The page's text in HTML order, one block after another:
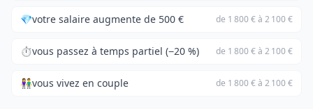
💎votre salaire augmente de 500 € de 1 800 € à 2 100 €
⏱️vous passez à temps partiel (−20 %) de 1 800 € à 2 100 €
👫vous vivez en couple de 1 800 € à 2 100 €